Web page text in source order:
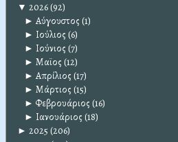
▼ 2026(92)
► Αύγουστος (1)
► Ιούλιος (6)
► Ιούνιος (7)
► Μαϊος (12)
► Απρίλιος (17)
► Μάρτιος (15)
► Φεβρουάριος (16)
► Ιανουάριος (18)
► 2025 (206)